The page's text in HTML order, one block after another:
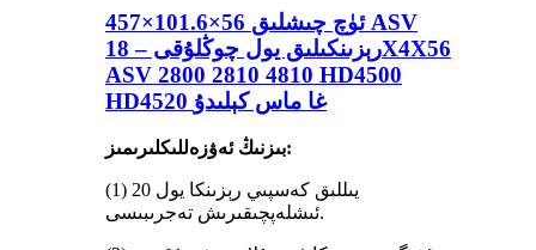
457×101.6×56 ئۈچ چىشلىق ASV
رېزىنكىلىق يول چوڭلۇقى – 18X4X56
ASV 2800 2810 4810 HD4500
HD4520 غا ماس كېلىدۇ
بىزنىڭ ئەۋزەللىكلىرىمىز:
(1) 20 يىللىق كەسپىي رېزىنكا يول
ئىشلەپچىقىرىش تەجرىبىسى.